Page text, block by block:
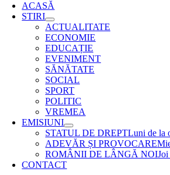
ACASĂ
STIRI
ACTUALITATE
ECONOMIE
EDUCAȚIE
EVENIMENT
SĂNĂTATE
SOCIAL
SPORT
POLITIC
VREMEA
EMISIUNI
STATUL DE DREPTLuni de la
ADEVĂR ȘI PROVOCARE
ROMÂNII DE LÂNGĂ NOI
CONTACT